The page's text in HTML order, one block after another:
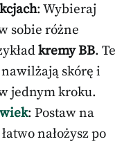
: Wybieraj
sobie różne
kremy BB. Te
skórę i
jednym kroku.
: Postaw na
nałożysz po